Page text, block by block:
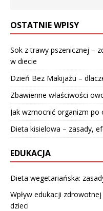
OSTATNIE WPISY
Sok z trawy pszenicznej –
w diecie
Dzień Bez Makijażu –
Zbawienne właściwości
Jak wzmocnić organizm
Dieta kisielowa – zasady,
EDUKACJA
Dieta wegetariańska:
Wpływ edukacji
dzieci